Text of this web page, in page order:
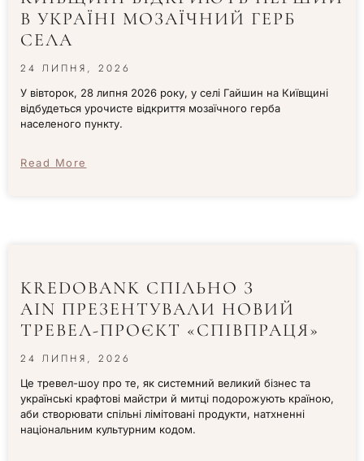
В УКРАЇНІ МОЗАЇЧНИЙ ГЕРБ
СЕЛА
24 ЛИПНЯ, 2026
У вівторок, 28 липня 2026 року, у селі Гайшин на Київщині
відбудеться урочисте відкриття мозаїчного герба
населеного пункту.
Read More
KREDOBANK СПІЛЬНО З
AIN ПРЕЗЕНТУВАЛИ НОВИЙ
ТРЕВЕЛ-ПРОЄКТ «СПІВПРАЦЯ»
24 ЛИПНЯ, 2026
Це тревел-шоу про те, як системний великий бізнес та
українські крафтові майстри й митці подорожують країною,
аби створювати спільні лімітовані продукти, натхненні
національним культурним кодом.